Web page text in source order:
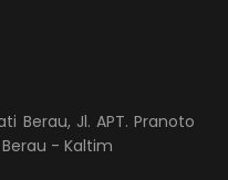
Berau, Jl. APT. Pranoto
- Kaltim